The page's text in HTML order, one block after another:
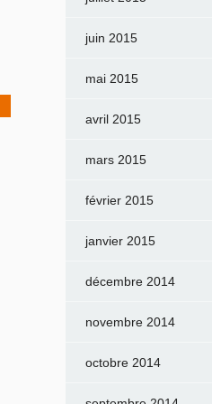
juin 2015
mai 2015
avril 2015
mars 2015
février 2015
janvier 2015
décembre 2014
novembre 2014
octobre 2014